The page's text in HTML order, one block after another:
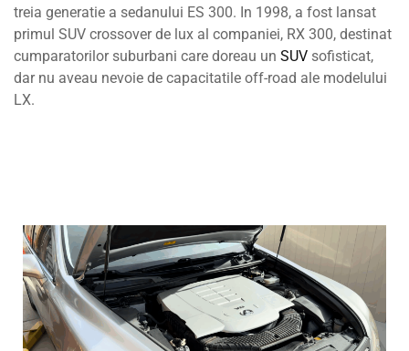
treia generatie a sedanului ES 300. In 1998, a fost lansat
primul SUV crossover de lux al companiei, RX 300, destinat
cumparatorilor suburbani care doreau un SUV sofisticat,
dar nu aveau nevoie de capacitatile off-road ale modelului
LX.